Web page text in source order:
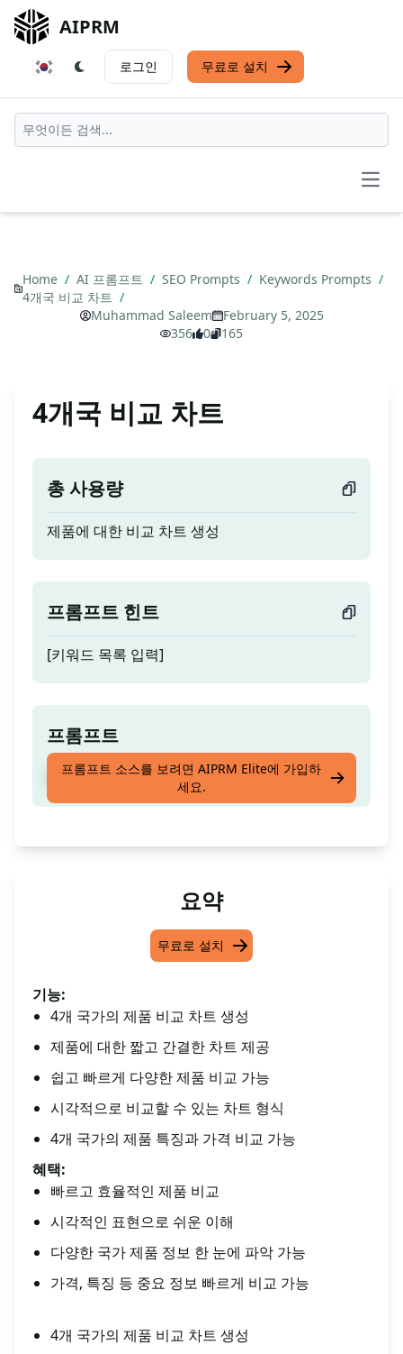
AIPRM
로그인 무료로 설치
Home / AI 프롬프트 / SEO Prompts / Keywords Prompts /
4개국 비교 차트 /
Muhammad Saleem
February 5, 2025
356
0 165
4개국 비교 차트
총 사용량
제품에 대한 비교 차트 생성
프롬프트 힌트
[키워드 목록 입력]
프롬프트
제품에 대한 비교 차트 생성
프롬프트 소스를 보려면 AIPRM Elite에 가입하
세요.
요약
무료로 설치
기능:
4개 국가의 제품 비교 차트 생성
제품에 대한 짧고 간결한 차트 제공
쉽고 빠르게 다양한 제품 비교 가능
시각적으로 비교할 수 있는 차트 형식
4개 국가의 제품 특징과 가격 비교 가능
혜택:
빠르고 효율적인 제품 비교
시각적인 표현으로 쉬운 이해
다양한 국가 제품 정보 한 눈에 파악 가능
가격, 특징 등 중요 정보 빠르게 비교 가능
4개 국가의 제품 비교 차트 생성